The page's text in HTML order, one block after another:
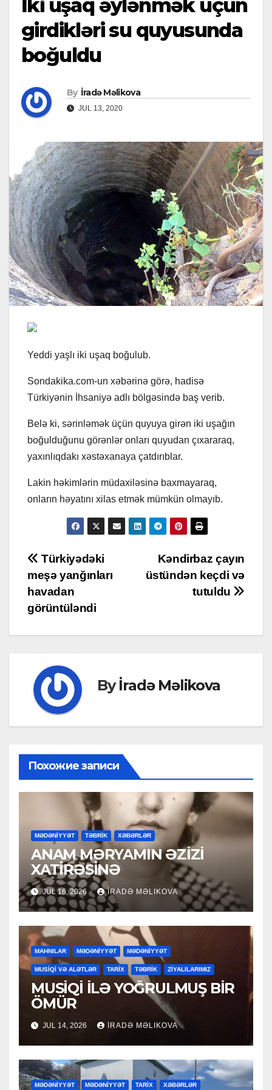
İki uşaq əylənmək üçün
girdikləri su quyusunda
boğuldu
By İradə Məlikova
JUL 13, 2020
Yeddi yaşlı iki uşaq boğulub.
Sondakika.com-un xəbərinə görə, hadisə
Türkiyənin İhsaniyə adlı bölgəsində baş verib.
Belə ki, sərinləmək üçün quyuya girən iki uşağın
boğulduğunu görənlər onları quyudan çıxararaq,
yaxınlıqdakı xəstəxanaya çatdırıblar.
Lakin həkimlərin müdaxiləsinə baxmayaraq,
onların həyatını xilas etmək mümkün olmayıb.
Post
navigation
Kəndirbaz çayın
üstündən keçdi və
tutuldu
Türkiyədəki
meşə yanğınları
havadan
görüntüləndi
Byİradə Məlikova
Похожие записи
MƏDƏNİYYƏT TƏBRİK XƏBƏRLƏR
ANAM MƏRYAMIN ƏZİZİ
XATİRƏSİNƏ
JUL 16, 2026 İRADƏ MƏLIKOVA
MAHNILAR MƏDƏNİYYƏT MƏDƏNİYYƏT
MUSİQİ VƏ ALƏTLƏR TARİX TƏBRİK ZİYALILARIMIZ
MUSİQİ İLƏ YOĞRULMUŞ BİR
ÖMÜR
JUL 14, 2026 İRADƏ MƏLIKOVA
MƏDƏNİYYƏT MƏDƏNİYYƏT TARİX XƏBƏRLƏR